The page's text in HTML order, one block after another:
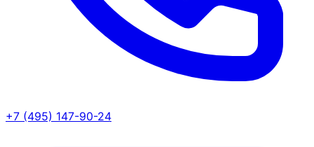
+7 (495) 147-90-24